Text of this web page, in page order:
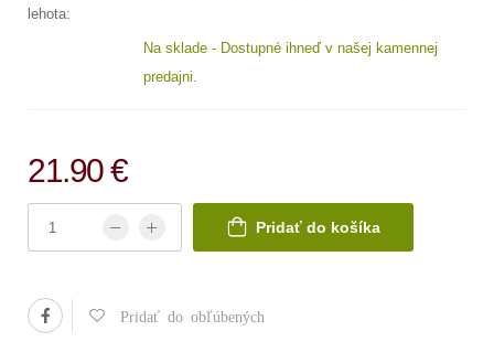
lehota:
Na sklade - Dostupné ihneď v našej kamennej
predajni.
21.90 €
Pridať do košíka
Pridať do obľúbených